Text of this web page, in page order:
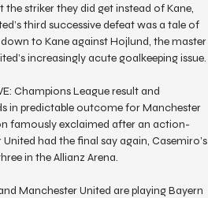
striker they did get instead of Kane,
third successive defeat was a tale of
to Kane against Hojlund, the master
increasingly acute goalkeeping issue.
Champions League result and
in predictable outcome for Manchester
famously exclaimed after an action-
had the final say again, Casemiro’s
in the Allianz Arena.
Manchester United are playing Bayern